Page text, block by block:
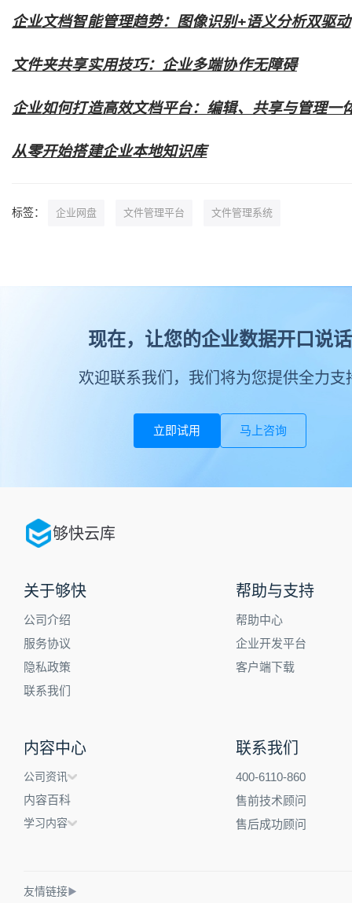
企业文档智能管理趋势：图像识别+语义分析双驱动
文件夹共享实用技巧：企业多端协作无障碍
企业如何打造高效文档平台：编辑、共享与管理一
从零开始搭建企业本地知识库
标签： 企业网盘 文件管理平台 文件管理系统
现在，让您的企业数据开口说话
欢迎联系我们，我们将为您提供全力支
立即试用 马上咨询
够快云库
关于够快
公司介绍
服务协议
隐私政策
联系我们
帮助与支持
帮助中心
企业开发平台
客户端下载
内容中心
公司资讯
内容百科
学习内容
联系我们
400-6110-860
售前技术顾问
售后成功顾问
友情链接▶